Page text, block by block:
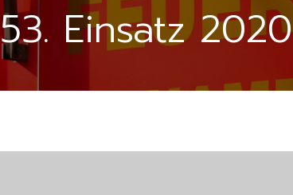
53. Einsatz 2020